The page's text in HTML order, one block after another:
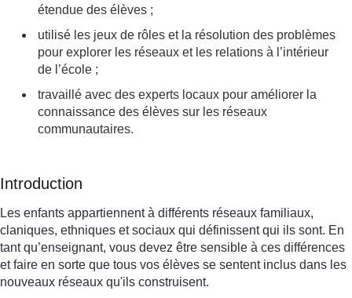
étendue des élèves ;
utilisé les jeux de rôles et la résolution des problèmes
pour explorer les réseaux et les relations à l’intérieur
de l’école ;
travaillé avec des experts locaux pour améliorer la
connaissance des élèves sur les réseaux
communautaires.
Introduction
Les enfants appartiennent à différents réseaux familiaux,
claniques, ethniques et sociaux qui définissent qui ils sont. En
tant qu’enseignant, vous devez être sensible à ces différences
et faire en sorte que tous vos élèves se sentent inclus dans les
nouveaux réseaux qu'ils construisent.